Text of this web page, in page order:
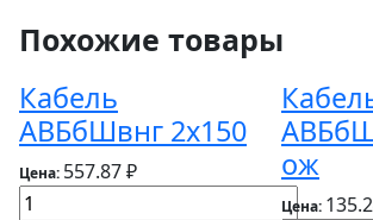
Похожие товары
Кабель
АВБбШвнг 2х150
Цена: 557.87 ₽
ож
Цена: